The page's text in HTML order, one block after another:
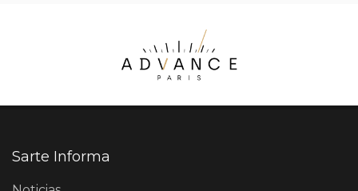
Sarte Informa